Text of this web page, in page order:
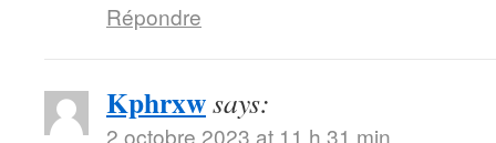
Répondre
Kphrxwsays:
2 octobre 2023 at 11 h 31 min